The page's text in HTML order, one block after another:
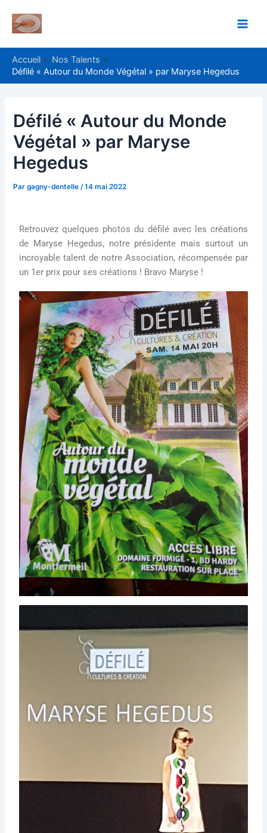
contenu
Accueil
Nos Talents
Défilé « Autour du Monde Végétal » par Maryse Hegedus
Défilé « Autour du Monde
Végétal » par Maryse
Hegedus
Pargagny-dentelle /14 mai 2022
Retrouvez quelques photos du défilé avec les créations
de Maryse Hegedus, notre présidente mais surtout un
incroyable talent de notre Association, récompensée par
un 1er prix pour ses créations ! Bravo Maryse !
des
articles